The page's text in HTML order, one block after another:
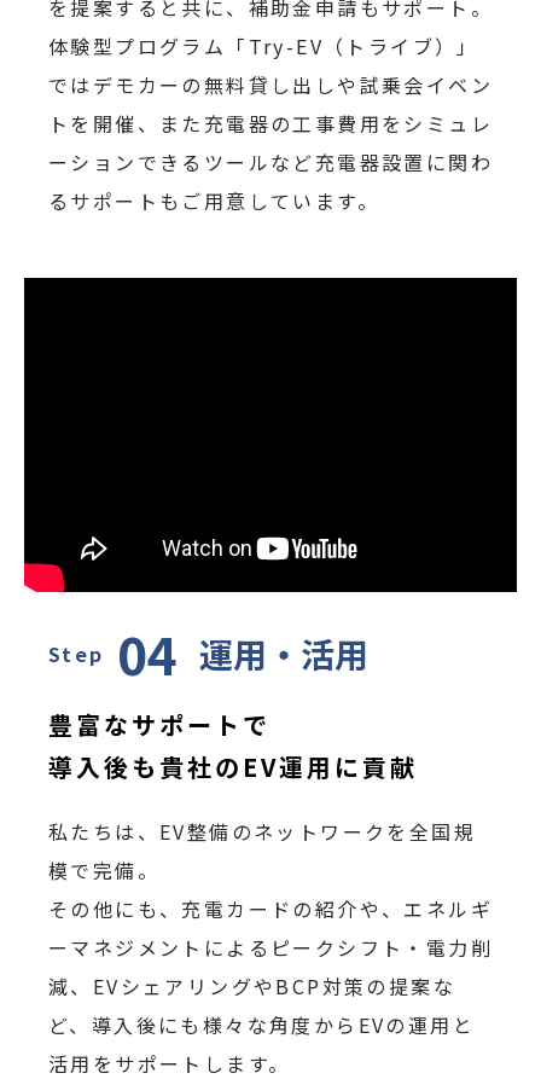
を提案すると共に、補助金申請もサポート。
体験型プログラム「Try-EV（トライブ）」
ではデモカーの無料貸し出しや試乗会イベン
トを開催、また充電器の工事費用をシミュレ
ーションできるツールなど充電器設置に関わ
るサポートもご用意しています。
Step 04 運用・活用
豊富なサポートで
導入後も貴社のEV運用に貢献
私たちは、EV整備のネットワークを全国規
模で完備。
その他にも、充電カードの紹介や、エネルギ
ーマネジメントによるピークシフト・電力削
減、EVシェアリングやBCP対策の提案な
ど、導入後にも様々な角度からEVの運用と
活用をサポートします。